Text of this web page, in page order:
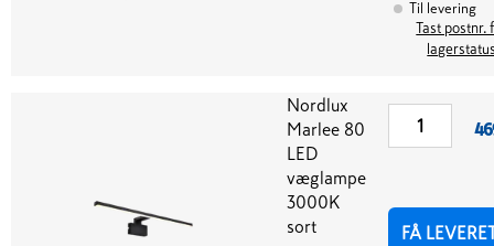
Til levering
Tast postnr.
Nordlux
Marlee 80
LED
væglampe
3000K
sort
FÅ